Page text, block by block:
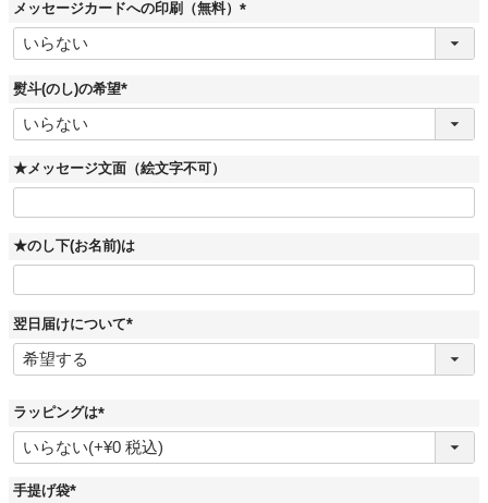
メッセージカードへの印刷（無料）
(
須
熨斗(のし)の希望
(
須
)
★メッセージ文面（絵文字不可）
★のし下(お名前)は
翌日届けについて
(
須
ラッピングは
(
必
須
手提げ袋